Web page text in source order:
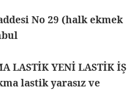
No 29 (halk ekmek
LASTİK YENİ LASTİK İŞ
lastik yarasız ve